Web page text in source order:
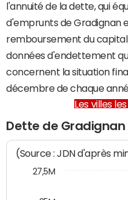
l'annuité de la dette, qui
d'emprunts de Gradignan
remboursement du capital
données d'endettement
concernent la situation
décembre de chaque
Les villes
Dette de Gradignan
(Source : JDN d'après
27,5M